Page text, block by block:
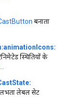
बनाता
स्थितियों के
लेबल सेट